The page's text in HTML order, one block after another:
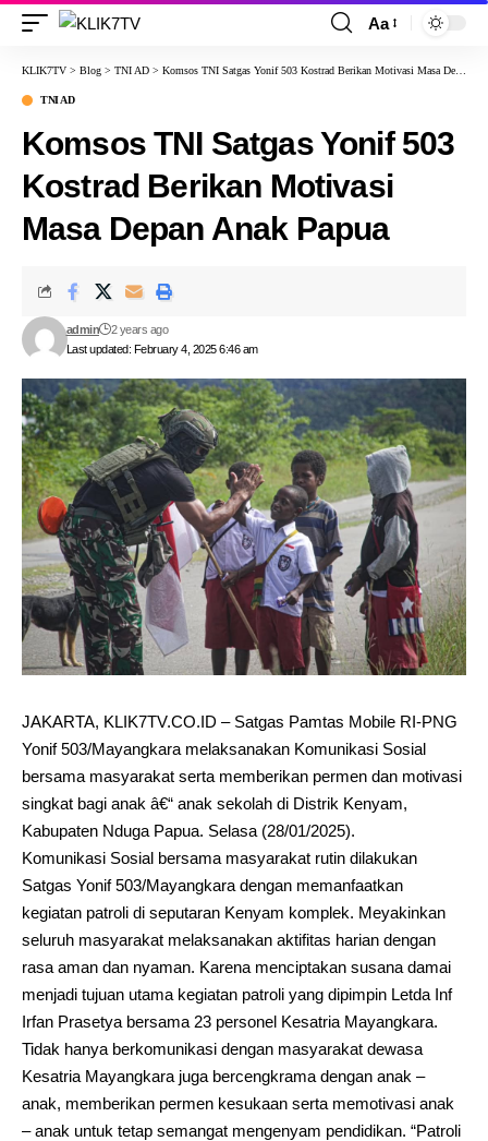
Aa
KLIK7TV > Blog > TNI AD > Komsos TNI Satgas Yonif 503 Kostrad Berikan Motivasi Masa Depan Anak Papua
TNI AD
Komsos TNI Satgas Yonif 503
Kostrad Berikan Motivasi
Masa Depan Anak Papua
Last updated: February 4, 2025 6:46 am
admin 2 years ago
JAKARTA, KLIK7TV.CO.ID – Satgas Pamtas Mobile RI-PNG
Yonif 503/Mayangkara melaksanakan Komunikasi Sosial
bersama masyarakat serta memberikan permen dan motivasi
singkat bagi anak â€“ anak sekolah di Distrik Kenyam,
Kabupaten Nduga Papua. Selasa (28/01/2025).
Komunikasi Sosial bersama masyarakat rutin dilakukan
Satgas Yonif 503/Mayangkara dengan memanfaatkan
kegiatan patroli di seputaran Kenyam komplek. Meyakinkan
seluruh masyarakat melaksanakan aktifitas harian dengan
rasa aman dan nyaman. Karena menciptakan susana damai
menjadi tujuan utama kegiatan patroli yang dipimpin Letda Inf
Irfan Prasetya bersama 23 personel Kesatria Mayangkara.
Tidak hanya berkomunikasi dengan masyarakat dewasa
Kesatria Mayangkara juga bercengkrama dengan anak –
anak, memberikan permen kesukaan serta memotivasi anak
– anak untuk tetap semangat mengenyam pendidikan. “Patroli